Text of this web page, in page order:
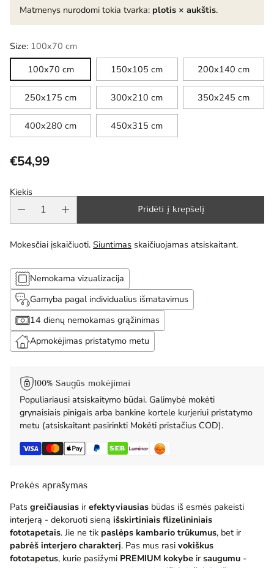
Matmenys nurodomi tokia tvarka: plotis × aukštis.
Size: 100x70 cm
100x70 cm
150x105 cm 200x140 cm
250x175 cm 300x210 cm 350x245 cm
400x280 cm 450x315 cm
Reguliari
kaina
€54,99
Kiekis
Pridėti į krepšelį
Mokesčiai įskaičiuoti. Siuntimas skaičiuojamas atsiskaitant.
Nemokama vizualizacija
Gamyba pagal individualius išmatavimus
14 dienų nemokamas grąžinimas
Apmokėjimas pristatymo metu
100% Saugūs mokėjimai
Populiariausi atsiskaitymo būdai. Galimybė mokėti
grynaisiais pinigais arba bankine kortele kurjeriui pristatymo
metu (atsiskaitant pasirinkti Mokėti pristačius COD).
Prekės aprašymas
Pats greičiausias ir efektyviausias būdas iš esmės pakeisti
interjerą - dekoruoti sieną išskirtiniais flizelininiais
fototapetais. Jie ne tik paslėps kambario trūkumus, bet ir
pabrėš interjero charakterį. Pas mus rasi vokiškus
fototapetus, kurie pasižymi PREMIUM kokybe ir saugumu -